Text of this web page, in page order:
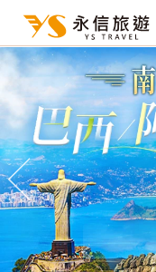
往前